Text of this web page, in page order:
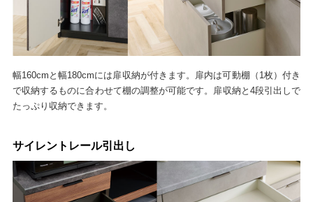
幅160cmと幅180cmには扉収納が付きます。扉内は可動棚（1枚）付き
で収納するものに合わせて棚の調整が可能です。扉収納と4段引出しで
たっぷり収納できます。
サイレントレール引出し